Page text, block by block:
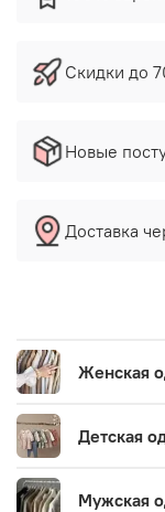
Скидки до
Новые
Доставка
Женская
Детская
Мужская